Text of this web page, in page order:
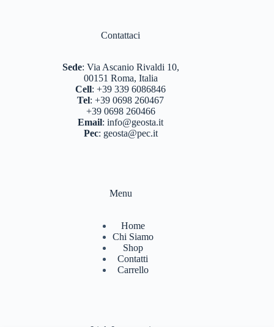
Contattaci
Sede: Via Ascanio Rivaldi 10,
00151 Roma, Italia
Cell:+39 339 6086846
Tel:+39 0698 260467
+39 0698 260466
Email:info@geosta.it
Pec: geosta@pec.it
Menu
Home
Chi Siamo
Shop
Contatti
Carrello